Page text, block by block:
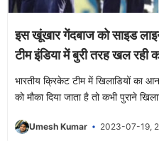
इस खूंखार गेंदबाज को साइड
टीम इंडिया में बुरी तरह खल रही
भारतीय क्रिकेट टीम में खिलाडियों का
को मौका दिया जाता है तो कभी पुराने
Umesh Kumar 2023-07-19,